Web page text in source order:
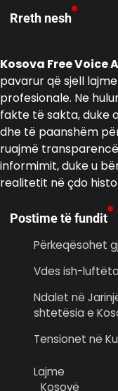
Rreth nesh
Kosova Free Voice
pavarur që sjell
profesionale. Ne
fakte të sakta, duke
dhe të paanshëm
ruajmë
informimit, duke u
realitetit në çdo
Postime të fundit
Përkeqësohet
Vdes ish-
Ndalet në
shtetësia e
Tensionet në
Lajme
Kosovë